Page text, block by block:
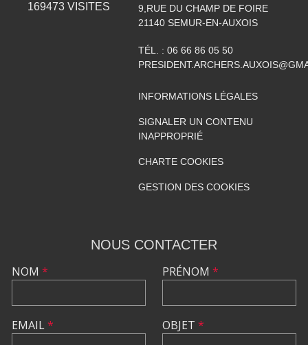
169473 VISITES
9,RUE DU CHAMP DE FOIRE
21140 SEMUR-EN-AUXOIS
TÉL. : 06 66 86 05 50
INFORMATIONS LÉGALES
SIGNALER UN CONTENU
INAPPROPRIÉ
CHARTE COOKIES
GESTION DES COOKIES
NOUS CONTACTER
NOM *
EMAIL*
PRÉNOM *
OBJET *